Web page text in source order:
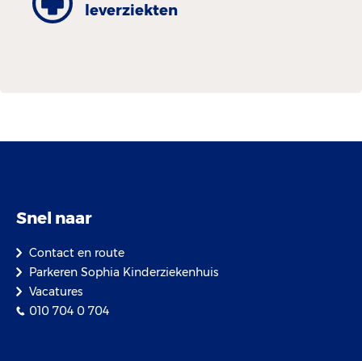
leverziekten
Snel naar
Contact en route
Parkeren Sophia Kinderziekenhuis
Vacatures
010 704 0 704